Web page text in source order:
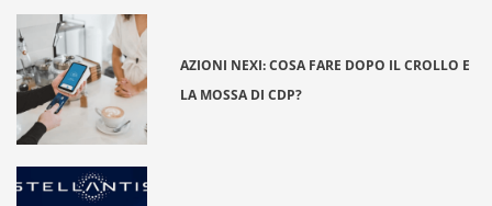
AZIONI NEXI: COSA FARE DOPO IL CROLLO E
LA MOSSA DI CDP?